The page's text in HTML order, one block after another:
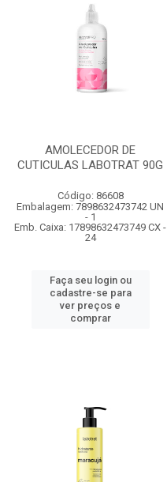
AMOLECEDOR DE
CUTICULAS LABOTRAT 90G
Código: 86608
Embalagem: 7898632473742 UN
- 1
Emb. Caixa: 17898632473749 CX -
24
Faça seu login ou
cadastre-se para
ver preços e
comprar